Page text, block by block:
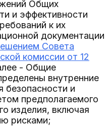
Общих
и эффективности
к их
документации
Совета
комиссии от 12
- Общие
внутренние
безопасности и
предполагаемого
изделия, включая
рисками;